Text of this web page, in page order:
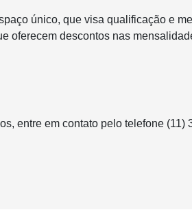
único, que visa qualificação e
oferecem descontos nas
entre em contato pelo telefone (11)